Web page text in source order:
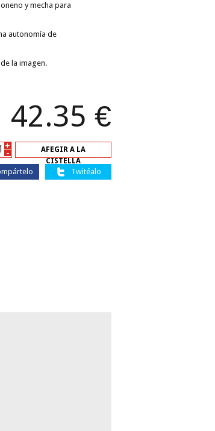
y mecha para
autonomía de
la imagen.
42.35 €
AFEGIR A LA
CISTELLA
+
-
Twitéalo